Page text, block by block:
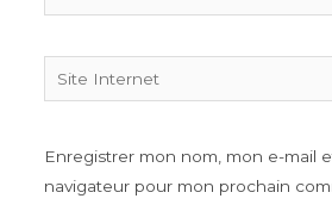
Site
Internet
Enregistrer mon nom, mon e-mail
navigateur pour mon prochain